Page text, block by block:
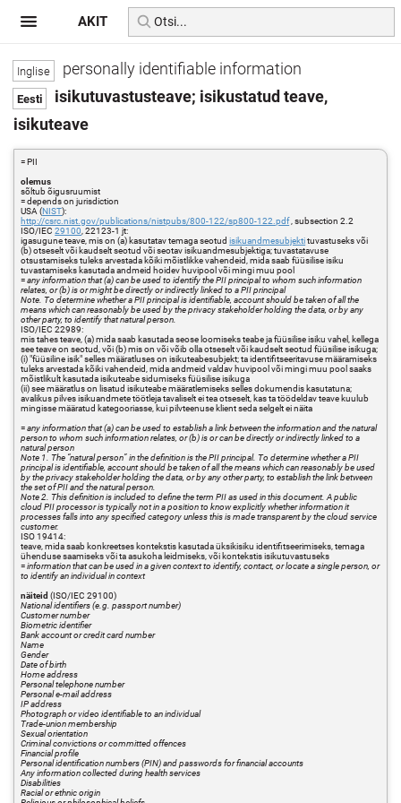
personally identifiable information
isikutuvastusteave; isikustatud teave,
isikuteave
= PII
olemus
sõltub õigusruumist
= depends on jurisdiction
USA (NIST):
http://csrc.nist.gov/publications/nistpubs/800-122/sp800-122.pdf, subsection 2.2
ISO/IEC29100 , 22123-1 jt:
igasugune teave, mis on (a) kasutatav temaga seotudisikuandmesubjektituvastuseks või
(b) otseselt või kaudselt seotud või seotav isikuandmesubjektiga; tuvastatavuse
otsustamiseks tuleks arvestada kõiki mõistlikke vahendeid, mida saab füüsilise isiku
tuvastamiseks kasutada andmeid hoidev huvipool või mingi muu pool
=any information that (a) can be used to identify the PII principal to whom such information
relates, or (b) is or might be directly or indirectly linked to a PII principal
Note. To determine whether a PII principal is identifiable, account should be taken of all the
means which can reasonably be used by the privacy stakeholder holding the data, or by any
other party, to identify that natural person.
ISO/IEC 22989:
mis tahes teave, (a) mida saab kasutada seose loomiseks teabe ja füüsilise isiku vahel, kellega
see teave on seotud, või (b) mis on või võib olla otseselt või kaudselt seotud füüsilise isikuga;
(i) "füüsiline isik" selles määratluses on isikuteabesubjekt; ta identifitseeritavuse määramiseks
tuleks arvestada kõiki vahendeid, mida andmeid valdav huvipool või mingi muu pool saaks
mõistlikult kasutada isikuteabe sidumiseks füüsilise isikuga
(ii) see määratlus on lisatud isikuteabe määratlemiseks selles dokumendis kasutatuna;
avalikus pilves isikuandmete töötleja tavaliselt ei tea otseselt, kas ta töödeldav teave kuulub
mingisse määratud kategooriasse, kui pilvteenuse klient seda selgelt ei näita
=any information that (a) can be used to establish a link between the information and the natural
person to whom such information relates, or (b) is or can be directly or indirectly linked to a
natural person
Note 1. The “natural person” in the definition is the PII principal. To determine whether a PII
principal is identifiable, account should be taken of all the means which can reasonably be used
by the privacy stakeholder holding the data, or by any other party, to establish the link between
the set of PII and the natural person.
Note 2. This definition is included to define the term PII as used in this document. A public
cloud PII processor is typically not in a position to know explicitly whether information it
processes falls into any specified category unless this is made transparent by the cloud service
customer.
ISO 19414:
teave, mida saab konkreetses kontekstis kasutada üksikisiku identifitseerimiseks, temaga
ühenduse saamiseks või ta asukoha leidmiseks, või kontekstis isikutuvastuseks
=information that can be used in a given context to identify, contact, or locate a single person, or
to identify an individual in context
näiteid (ISO/IEC 29100)
National identifiers (e.g. passport number)
Customer number
Biometric identifier
Bank account or credit card number
Name
Gender
Date of birth
Home address
Personal telephone number
Personal e-mail address
IP address
Photograph or video identifiable to an individual
Trade-union membership
Sexual orientation
Criminal convictions or committed offences
Financial profile
Personal identification numbers (PIN) and passwords for financial accounts
Any information collected during health services
Disabilities
Racial or ethnic origin
AKIT